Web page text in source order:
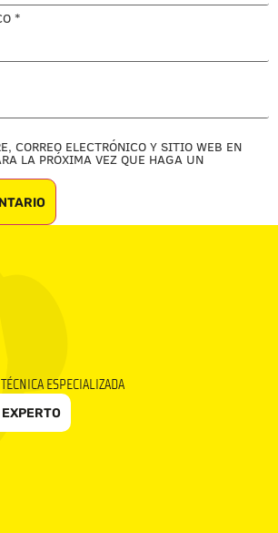
*
CORREO ELECTRÓNICO Y SITIO WEB EN
LA PRÓXIMA VEZ QUE HAGA UN
ESPECIALIZADA